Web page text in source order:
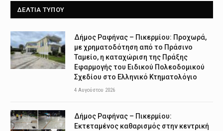
ΔΕΛΤΙΑ ΤΥΠΟΥ
Δήμος Ραφήνας – Πικερμίου: Προχωρά,
με χρηματοδότηση από το Πράσινο
Ταμείο, η καταχώριση της Πράξης
Εφαρμογής του Ειδικού Πολεοδομικού
Σχεδίου στο Ελληνικό Κτηματολόγιο
4 Αυγούστου 2026
Δήμος Ραφήνας – Πικερμίου:
Εκτεταμένος καθαρισμός στην κεντρική